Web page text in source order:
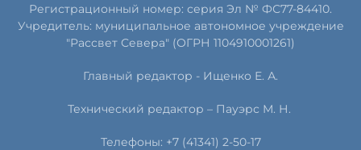
Регистрационный номер: серия Эл № ФС77-84410.
Учредитель: муниципальное автономное учреждение
"Рассвет Севера" (ОГРН 1104910001261)
Главный редактор - Ищенко Е. А.
Технический редактор – Пауэрс М. Н.
Телефоны: +7 (41341) 2-50-17